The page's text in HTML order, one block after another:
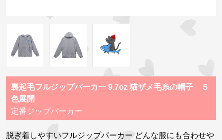
裏起毛フルジップパーカー 9.7oz 猫ザメ毛糸の帽子 ５
色展開
定番ジップパーカー
脱ぎ着しやすいフルジップパーカー どんな服にも合わせや